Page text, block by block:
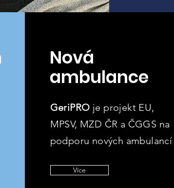
Nová
ambulance
GeriPRO je projekt EU,
MPSV, MZD ČR a ČGGS na
podporu nových ambulancí
Více